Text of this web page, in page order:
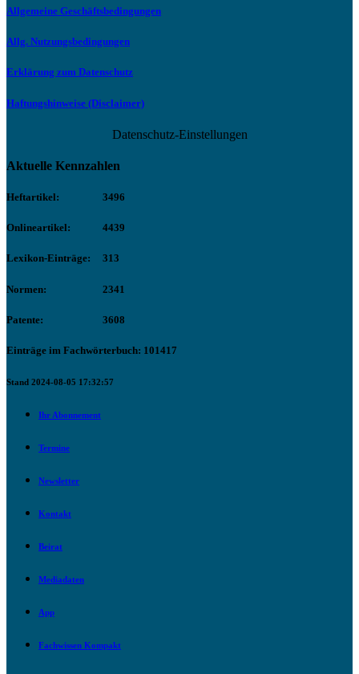
Allgemeine Geschäftsbedingungen
Allg. Nutzungsbedingungen
Erklärung zum Datenschutz
Haftungshinweise (Disclaimer)
Datenschutz-Einstellungen
Aktuelle Kennzahlen
Heftartikel: 3496
Onlineartikel: 4439
Lexikon-Einträge: 313
Normen: 2341
Patente: 3608
Einträge im Fachwörterbuch: 101417
Stand 2024-08-05 17:32:57
Ihr Abonnement
Termine
Newsletter
Kontakt
Beirat
Mediadaten
App
Fachwissen Kompakt